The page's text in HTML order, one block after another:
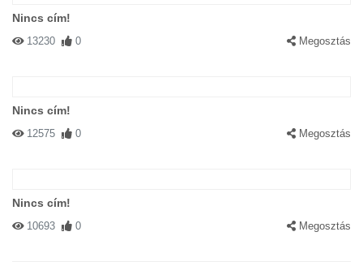
Nincs cím!
13230 0 Megosztás
Nincs cím!
12575 0 Megosztás
Nincs cím!
10693 0 Megosztás